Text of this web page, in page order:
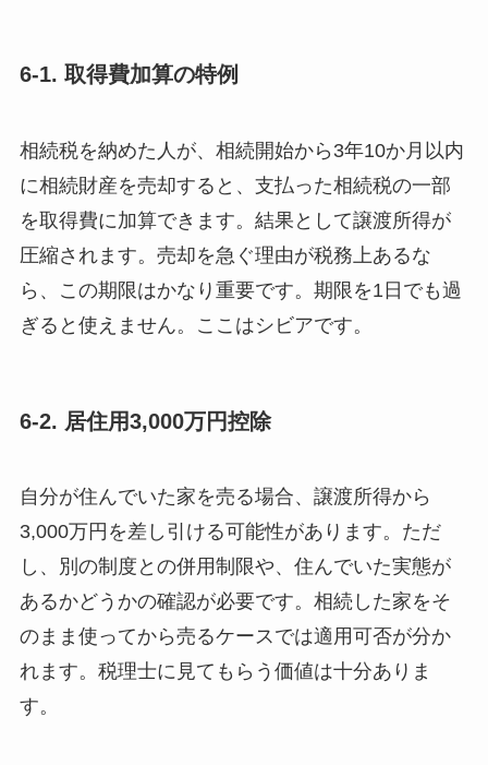
6-1. 取得費加算の特例
相続税を納めた人が、相続開始から3年10か月以内
に相続財産を売却すると、支払った相続税の一部
を取得費に加算できます。結果として譲渡所得が
圧縮されます。売却を急ぐ理由が税務上あるな
ら、この期限はかなり重要です。期限を1日でも過
ぎると使えません。ここはシビアです。
6-2. 居住用3,000万円控除
自分が住んでいた家を売る場合、譲渡所得から
3,000万円を差し引ける可能性があります。ただ
し、別の制度との併用制限や、住んでいた実態が
あるかどうかの確認が必要です。相続した家をそ
のまま使ってから売るケースでは適用可否が分か
れます。税理士に見てもらう価値は十分ありま
す。